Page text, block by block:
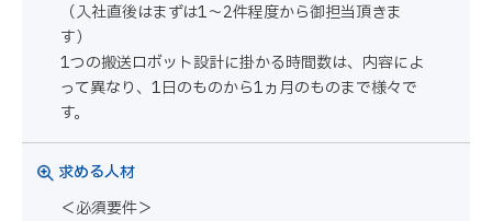
（入社直後はまずは1～2件程度から御担当頂きま
す）
1つの搬送ロボット設計に掛かる時間数は、内容によ
って異なり、1日のものから1ヵ月のものまで様々で
す。
求める人材
＜必須要件＞